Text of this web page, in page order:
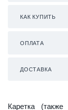
КАК КУПИТЬ
ОПЛАТА
ДОСТАВКА
Каретка (также